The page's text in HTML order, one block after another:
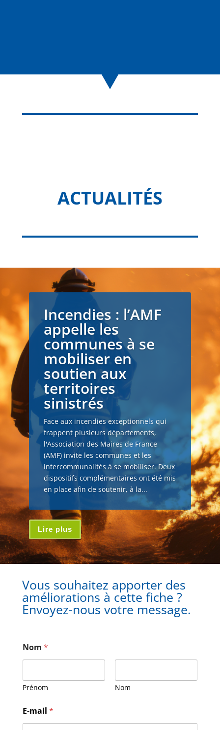
ACTUALITÉS
Incendies : l’AMF
appelle les
communes à se
mobiliser en
soutien aux
territoires
sinistrés
Face aux incendies exceptionnels qui
frappent plusieurs départements,
l'Association des Maires de France
(AMF) invite les communes et les
intercommunalités à se mobiliser. Deux
dispositifs complémentaires ont été mis
en place afin de soutenir, à la...
Lire plus
Vous souhaitez apporter des
améliorations à cette fiche ?
Envoyez-nous votre message.
Nom *
Prénom Nom
o
m
E-mail *